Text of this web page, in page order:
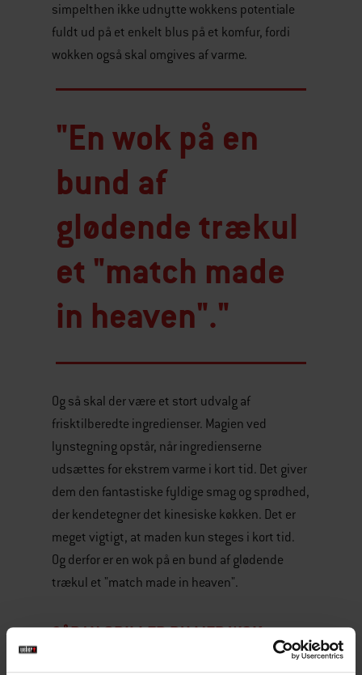
simpelthen ikke udnytte wokkens potentiale
fuldt ud på et enkelt blus på et komfur, fordi
wokken også skal omgives af varme.
"En wok på en
bund af
glødende trækul
et "match made
in heaven"."
Og så skal der være et stort udvalg af
frisktilberedte ingredienser. Magien ved
lynstegning opstår, når ingredienserne
udsættes for ekstrem varme i kort tid. Det giver
dem den fantastiske fyldige smag og sprødhed,
der kendetegner det kinesiske køkken. Det er
meget vigtigt, at maden kun steges i kort tid.
Og derfor er en wok på en bund af glødende
trækul et "match made in heaven".
SÅDAN GRILLER DU MED WOK